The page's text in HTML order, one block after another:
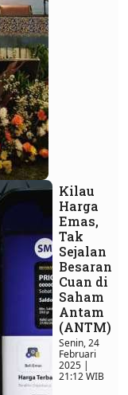
Kilau
Harga
Emas,
Tak
Sejalan
Besaran
Cuan di
Saham
Antam
(ANTM)
Senin, 24
Februari
2025 |
21:12 WIB